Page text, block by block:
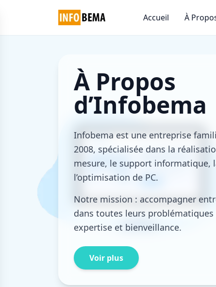
Accueil À
À Propos
d’Infobema
Infobema est une entreprise
2008, spécialisée dans la
mesure, le support informatique,
l’optimisation de PC.
Notre mission : accompagner
dans toutes leurs problématiques
expertise et bienveillance.
Voir plus